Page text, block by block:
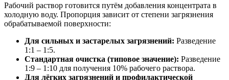
Рабочий раствор готовится путём добавления концентрата в
холодную воду. Пропорция зависит от степени загрязнения
обрабатываемой поверхности:
Для сильных и застарелых загрязнений: Разведение
1:1 – 1:5.
Стандартная очистка (типовое значение): Разведение
1:9 – 1:10 для получения 10% рабочего раствора.
Для лёгких загрязнений и профилактической